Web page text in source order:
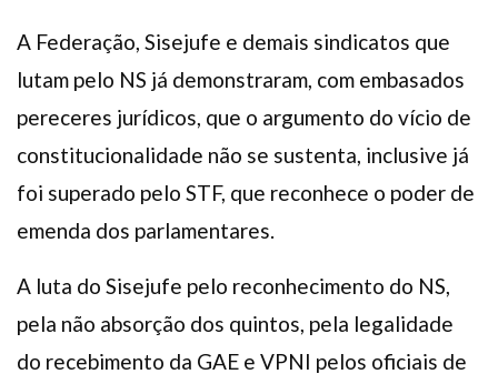
A Federação, Sisejufe e demais sindicatos que
lutam pelo NS já demonstraram, com embasados
pereceres jurídicos, que o argumento do vício de
constitucionalidade não se sustenta, inclusive já
foi superado pelo STF, que reconhece o poder de
emenda dos parlamentares.
A luta do Sisejufe pelo reconhecimento do NS,
pela não absorção dos quintos, pela legalidade
do recebimento da GAE e VPNI pelos oficiais de